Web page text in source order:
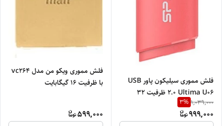
فلش مموری سیلیکون پاور USB
2.0 Ultima U06 ظرفیت 32
گیگابایت sp
1,039,000
3%
999,000
فلش مموری ویکو من مدل vc264
با ظرفیت 16 گیگابایت
599,000